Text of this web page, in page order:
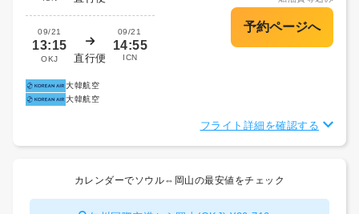
09/21
13:15
OKJ 直行便
09/21
14:55
ICN
大韓航空
大韓航空
フライト詳細を確認する
カレンダーでソウル⇔岡山の最安値をチェック